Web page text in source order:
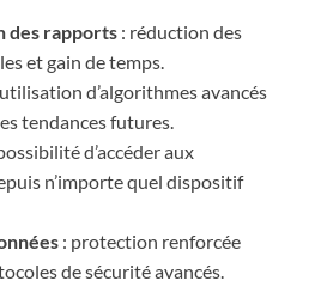
des rapports : réduction des
et gain de temps.
d’algorithmes avancés
tendances futures.
d’accéder aux
n’importe quel dispositif
: protection renforcée
de sécurité avancés.